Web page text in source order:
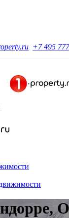
+7 495